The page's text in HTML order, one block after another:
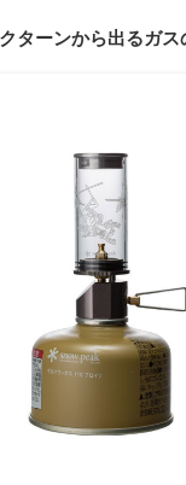
ターンから出るガス